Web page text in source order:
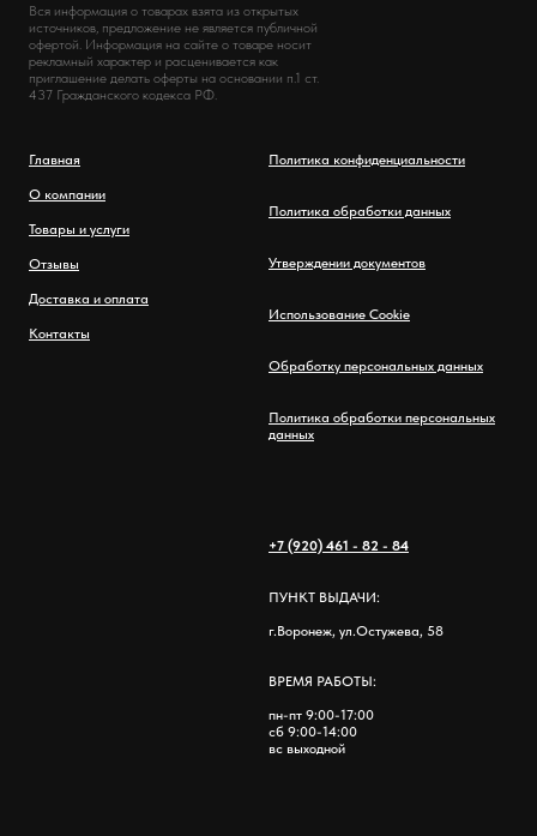
Вся информация о товарах взята из открытых
источников, предложение не является публичной
офертой. Информация на сайте о товаре носит
рекламный характер и расценивается как
приглашение делать оферты на основании п.1 ст.
437 Гражданского кодекса РФ.
Главная
О компании
Товары и услуги
Отзывы
Доставка и оплата
Контакты
Политика конфиденциальности
Политика обработки данных
Утверждении документов
Использование Cookie
Обработку персональных данных
Политика обработки персональных
данных
+7 (920) 461 - 82 - 84
ПУНКТ ВЫДАЧИ:
г.Воронеж, ул.Остужева, 58
ВРЕМЯ РАБОТЫ:
пн-пт 9:00-17:00
сб 9:00-14:00
вс выходной